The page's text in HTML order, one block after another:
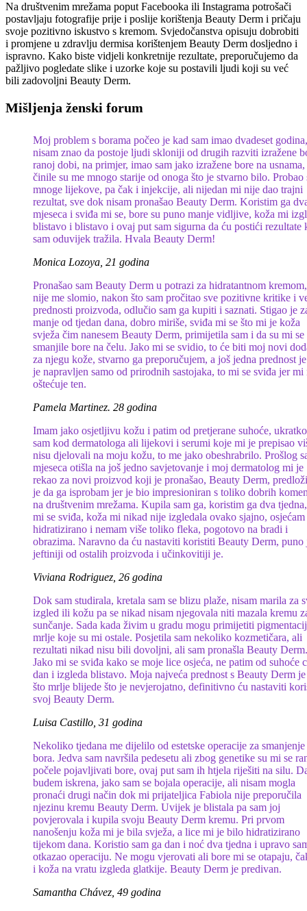
Na društvenim mrežama poput Facebooka ili Instagrama potrošači
postavljaju fotografije prije i poslije korištenja Beauty Derm i pričaju
svoje pozitivno iskustvo s kremom. Svjedočanstva opisuju dobrobiti
i promjene u zdravlju dermisa korištenjem Beauty Derm dosljedno i
ispravno. Kako biste vidjeli konkretnije rezultate, preporučujemo da
pažljivo pogledate slike i uzorke koje su postavili ljudi koji su već
bili zadovoljni Beauty Derm.
Mišljenja ženski forum
Moj problem s borama počeo je kad sam imao dvadeset godina,
nisam znao da postoje ljudi skloniji od drugih razviti izražene
ranoj dobi, na primjer, imao sam jako izražene bore na usnama,
činile su me mnogo starije od onoga što je stvarno bilo. Probao
mnoge lijekove, pa čak i injekcije, ali nijedan mi nije dao trajni
rezultat, sve dok nisam pronašao Beauty Derm. Koristim ga
mjeseca i sviđa mi se, bore su puno manje vidljive, koža mi
blistavo i blistavo i ovaj put sam sigurna da ću postići rezultate
sam oduvijek tražila. Hvala Beauty Derm!
Monica Lozoya, 21 godina
Pronašao sam Beauty Derm u potrazi za hidratantnom
nije me slomio, nakon što sam pročitao sve pozitivne kritike i
prednosti proizvoda, odlučio sam ga kupiti i saznati. Stigao je
manje od tjedan dana, dobro miriše, sviđa mi se što mi je koža
svježa čim nanesem Beauty Derm, primijetila sam i da su mi se
smanjile bore na čelu. Jako mi se svidio, to će biti moj novi
za njegu kože, stvarno ga preporučujem, a još jedna prednost
je napravljen samo od prirodnih sastojaka, to mi se sviđa jer mi
oštećuje ten.
Pamela Martinez. 28 godina
Imam jako osjetljivu kožu i patim od pretjerane suhoće,
sam kod dermatologa ali lijekovi i serumi koje mi je prepisao
nisu djelovali na moju kožu, to me jako obeshrabrilo. Prošlog
mjeseca otišla na još jedno savjetovanje i moj dermatolog mi je
rekao za novi proizvod koji je pronašao, Beauty Derm,
je da ga isprobam jer je bio impresioniran s toliko dobrih
na društvenim mrežama. Kupila sam ga, koristim ga dva
mi se sviđa, koža mi nikad nije izgledala ovako sjajno, osjećam
hidratizirano i nemam više toliko fleka, pogotovo na bradi i
obrazima. Naravno da ću nastaviti koristiti Beauty Derm, puno
jeftiniji od ostalih proizvoda i učinkovitiji je.
Viviana Rodriguez, 26 godina
Dok sam studirala, kretala sam se blizu plaže, nisam marila za
izgled ili kožu pa se nikad nisam njegovala niti mazala kremu
sunčanje. Sada kada živim u gradu mogu primijetiti
mrlje koje su mi ostale. Posjetila sam nekoliko kozmetičara, ali
rezultati nikad nisu bili dovoljni, ali sam pronašla Beauty Derm.
Jako mi se sviđa kako se moje lice osjeća, ne patim od suhoće
dan i izgleda blistavo. Moja najveća prednost s Beauty Derm
što mrlje blijede što je nevjerojatno, definitivno ću nastaviti
svoj Beauty Derm.
Luisa Castillo, 31 godina
Nekoliko tjedana me dijelilo od estetske operacije za smanjenje
bora. Jedva sam navršila pedesetu ali zbog genetike su mi se
počele pojavljivati ​​bore, ovaj put sam ih htjela riješiti na silu.
budem iskrena, jako sam se bojala operacije, ali nisam mogla
pronaći drugi način dok mi prijateljica Fabiola nije preporučila
njezinu kremu Beauty Derm. Uvijek je blistala pa sam joj
povjerovala i kupila svoju Beauty Derm kremu. Pri prvom
nanošenju koža mi je bila svježa, a lice mi je bilo hidratizirano
tijekom dana. Koristio sam ga dan i noć dva tjedna i upravo
otkazao operaciju. Ne mogu vjerovati ali bore mi se otapaju,
i koža na vratu izgleda glatkije. Beauty Derm je predivan.
Samantha Chávez, 49 godina